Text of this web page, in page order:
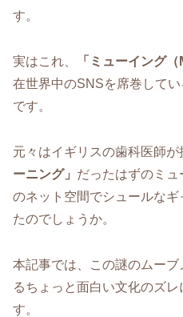
す。
実はこれ、 「ミューイング（
在世界中のSNSを席巻してい
です。
元々はイギリスの歯科医師が
ーニング」 だったはずのミ
のネット空間でシュールな
たのでしょうか。
本記事では、この謎のムー
るちょっと面白い文化のズ
す。